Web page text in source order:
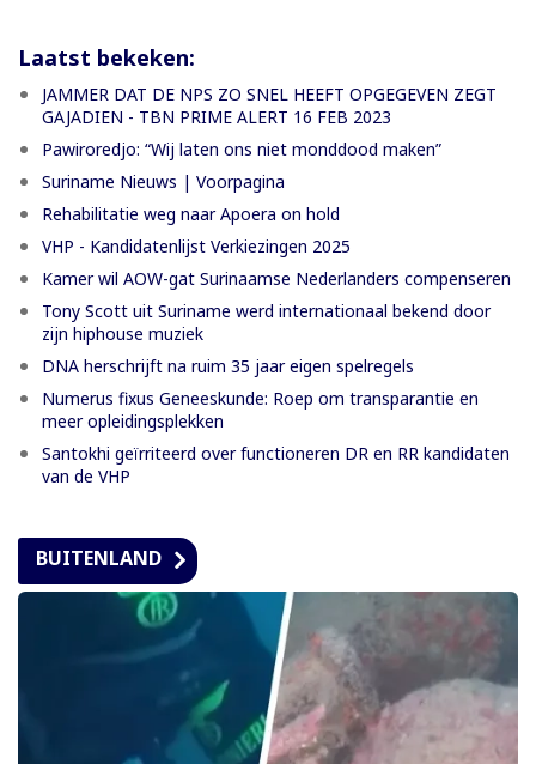
Laatst bekeken:
JAMMER DAT DE NPS ZO SNEL HEEFT OPGEGEVEN ZEGT
GAJADIEN - TBN PRIME ALERT 16 FEB 2023
Pawiroredjo: “Wij laten ons niet monddood maken”
Suriname Nieuws | Voorpagina
Rehabilitatie weg naar Apoera on hold
VHP - Kandidatenlijst Verkiezingen 2025
Kamer wil AOW-gat Surinaamse Nederlanders compenseren
Tony Scott uit Suriname werd internationaal bekend door
zijn hiphouse muziek
DNA herschrijft na ruim 35 jaar eigen spelregels
Numerus fixus Geneeskunde: Roep om transparantie en
meer opleidingsplekken
Santokhi geïrriteerd over functioneren DR en RR kandidaten
van de VHP
BUITENLAND